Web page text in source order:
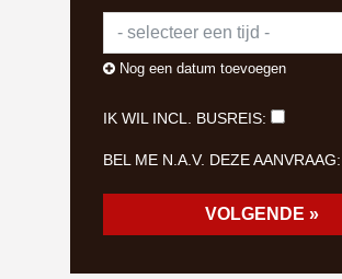
Nog een datum toevoegen
IK WIL INCL. BUSREIS:
BEL ME N.A.V. DEZE AANVRAAG: